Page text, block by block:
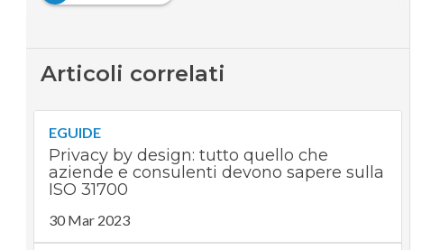
Articoli correlati
EGUIDE
Privacy by design: tutto quello che
aziende e consulenti devono sapere sulla
ISO 31700
30 Mar 2023